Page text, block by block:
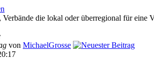
die lokal oder überregional für eine
von MichaelGrosse